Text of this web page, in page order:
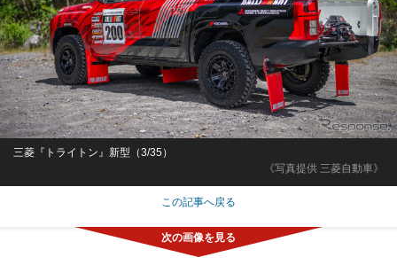
《写真提供 三菱自動車》
三菱『トライトン』新型（3/35）
この記事へ戻る